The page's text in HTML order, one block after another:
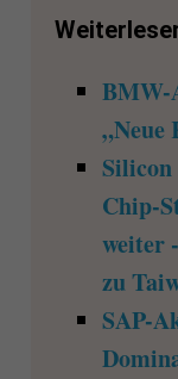
BMW-
„Neue
Chip-
weiter
zu
SAP-